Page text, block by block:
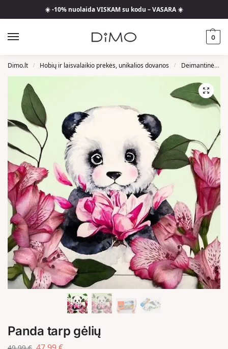
☀️ -10% nuolaida VISKAM su kodu – VASARA ☀️
0
Dimo.lt / Hobių ir laisvalaikio prekės, unikalios dovanos / Deimantinės Mozaikos
Panda tarp gėlių